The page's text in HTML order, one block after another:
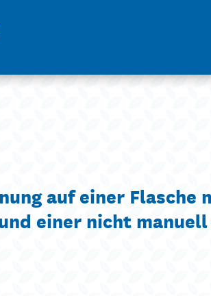
auf einer Flasche
einer nicht